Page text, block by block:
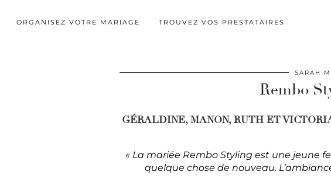
ORGANISEZ VOTRE MARIAGE TROUVEZ VOS PRESTATAIRES
SARAH
Rembo
GÉRALDINE, MANON, RUTH ET
« La mariée Rembo Styling est une jeune
quelque chose de nouveau.